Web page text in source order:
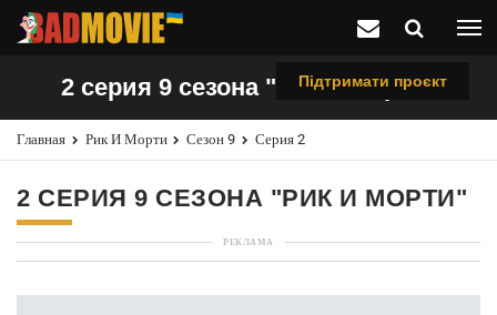
Підтримати проєкт
2 серия 9 сезона "Рик и Морти"
Главная Рик И Морти Сезон 9 Серия 2
2 СЕРИЯ 9 СЕЗОНА "РИК И МОРТИ"
РЕКЛАМА